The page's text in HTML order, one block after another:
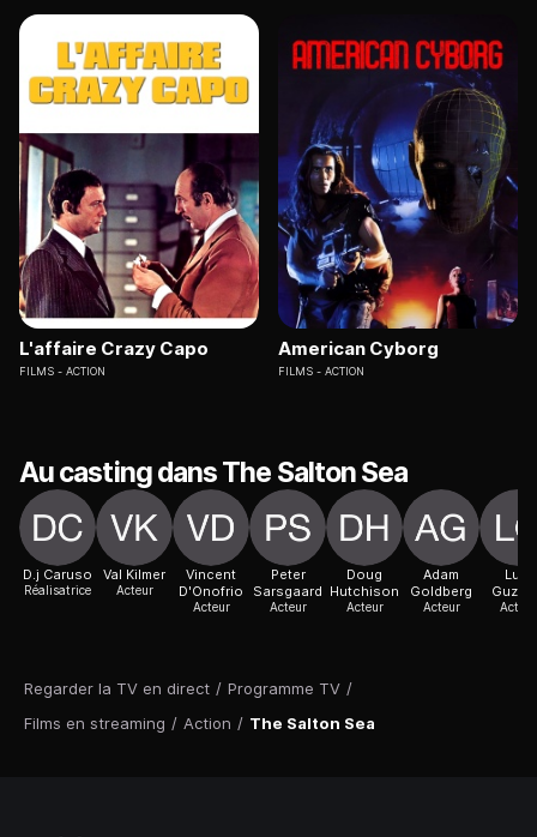
Regarder la TV en direct / Programme TV /
Films en streaming / Action / The Salton Sea
L'affaire Crazy Capo
FILMS ACTION
American Cyborg
FILMS ACTION
Au casting dans The Salton Sea
D.j Caruso
Réalisatrice
Val Kilmer
Acteur
Vincent
D'Onofrio
Acteur
Peter
Sarsgaard
Acteur
Doug
Hutchison
Acteur
Adam
Goldberg
Acteur
Luis
Acteur